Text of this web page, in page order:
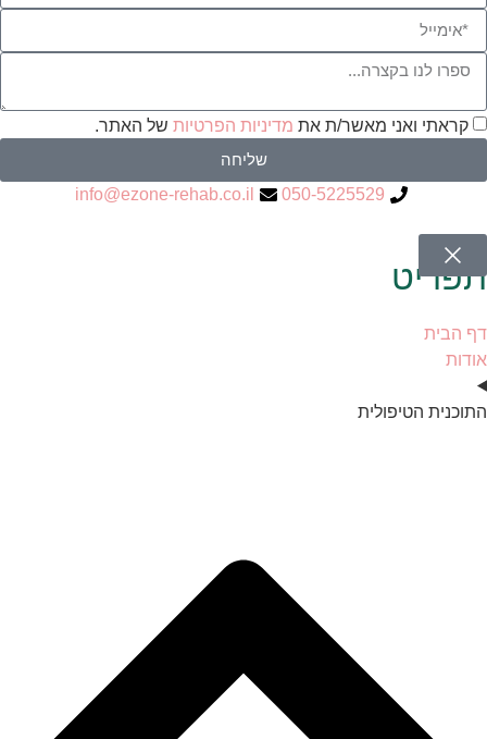
קראתי ואני מאשר/ת את מדיניות הפרטיות של האתר.
שליחה
050-5225529
info@ezone-rehab.co.il
תפריט
דף הבית
אודות
התוכנית הטיפולית